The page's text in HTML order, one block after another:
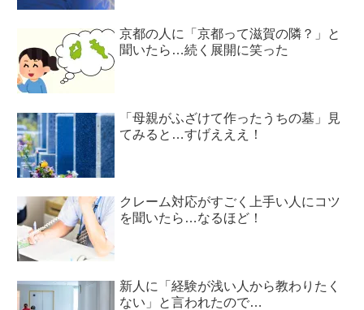
京都の人に「京都って滋賀の隣？」と
聞いたら…続く展開に笑った
「母親がふざけて作ったうちの墓」見
てみると…すげえええ！
クレーム対応がすごく上手い人にコツ
を聞いたら…なるほど！
新人に「経験が浅い人から教わりたく
ない」と言われたので…